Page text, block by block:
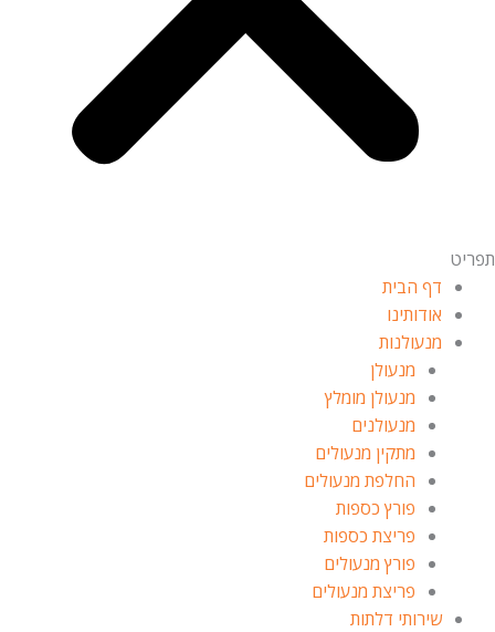
תפריט
דף הבית
אודותינו
מנעולנות
מנעולן
מנעולן מומלץ
מנעולנים
מתקין מנעולים
החלפת מנעולים
פורץ כספות
פריצת כספות
פורץ מנעולים
פריצת מנעולים
שירותי דלתות